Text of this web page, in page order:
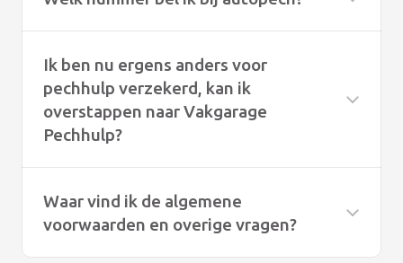
Ik ben nu ergens anders voor
pechhulp verzekerd, kan ik
overstappen naar Vakgarage
Pechhulp?
Waar vind ik de algemene
voorwaarden en overige vragen?